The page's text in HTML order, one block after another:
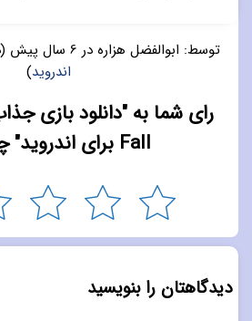
توسط: ابوالفضل هزاره در 6 سال پیش
اندروید)
Fall برای اندروید" چیست؟
دیدگاهتان را بنویسید